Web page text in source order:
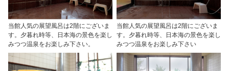
当館人気の展望風呂は2階にございま
す。夕暮れ時等、日本海の景色を楽し
みつつ温泉をお楽しみ下さい。
当館人気の展望風呂は2階にございま
す。夕暮れ時等、日本海の景色を楽し
みつつ温泉をお楽しみ下さい